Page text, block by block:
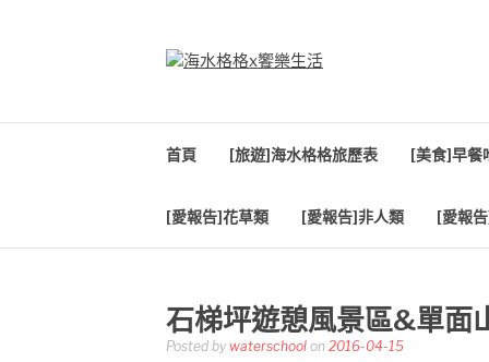
首頁 [旅遊]海水格格旅歷表 [美食]早餐
[愛報告]花草類 [愛報告]非人類 [愛報
石梯坪遊憩風景區&單面
Posted by waterschool on 2016-04-15